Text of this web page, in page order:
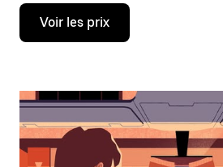
Appuyez
la
bas
ouvrir
le
calendrier
Voir les prix